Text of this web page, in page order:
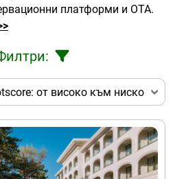
платформи и OTA.